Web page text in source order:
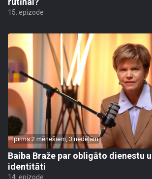
15. epizode
pirms 2 mēnešiem, 3 nedēļām
Baiba Braže par obligāto dienestu
identitāti
14. epizode